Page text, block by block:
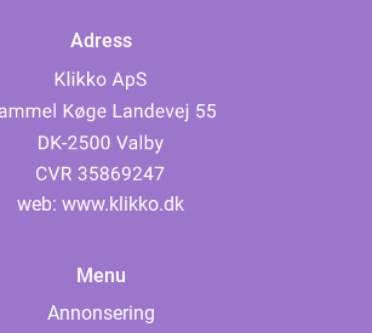
Adress
web: www.klikko.dk
Menu
Annonsering